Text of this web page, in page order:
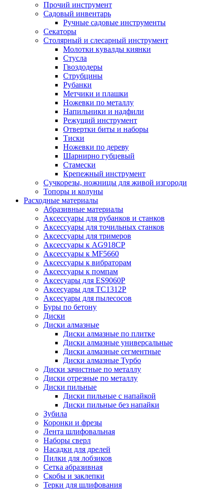
Прочий инструмент
Садовый инвентарь
Ручные садовые инструменты
Секаторы
Столярный и слесарный инструмент
Молотки кувалды киянки
Стусла
Гвоздодеры
Струбцины
Рубанки
Метчики и плашки
Ножевки по металлу
Напильники и надфили
Режущий инструмент
Отвертки биты и наборы
Тиски
Ножевки по дереву
Шарнирно губцевый
Стамески
Крепежный инструмент
Сучкорезы, ножницы для живой изгороди
Топоры и колуны
Расходные материалы
Абразивные материалы
Аксессуары для рубанков и станков
Аксессуары для точильных станков
Аксессуары для тримеров
Аксессуары к AG918CP
Аксессуары к MF5660
Аксессуары к вибраторам
Аксессуары к помпам
Аксесуары для ES9060P
Аксесуары для TC1312P
Аксесуары для пылесосов
Буры по бетону
Диски
Диски алмазные
Диски алмазные по плитке
Диски алмазные универсальные
Диски алмазные сегментные
Диски алмазные Турбо
Диски зачистные по металлу
Диски отрезные по металлу
Диски пильные
Диски пильные с напайкой
Диски пильные без напайки
Зубила
Коронки и фрезы
Лента шлифовальная
Наборы сверл
Насадки для дрелей
Пилки для лобзиков
Сетка абразивная
Скобы и заклепки
Терки для шлифования